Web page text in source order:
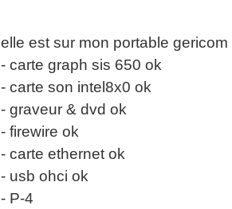
elle est sur mon portable gericom
- carte graph sis 650 ok
- carte son intel8x0 ok
- graveur & dvd ok
- firewire ok
- carte ethernet ok
- usb ohci ok
- P-4